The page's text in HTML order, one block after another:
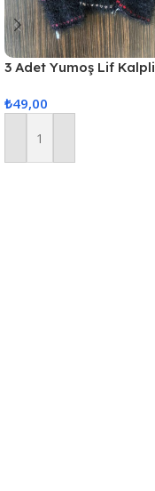
3 Adet Yumoş Lif Kalpli
₺49,00
Sepete Ekle